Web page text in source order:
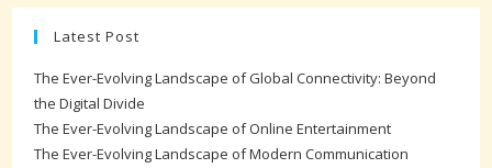
Latest Post
The Ever-Evolving Landscape of Global Connectivity: Beyond
the Digital Divide
The Ever-Evolving Landscape of Online Entertainment
The Ever-Evolving Landscape of Modern Communication